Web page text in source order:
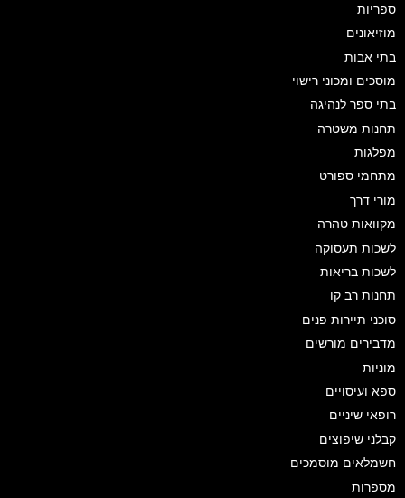
ספריות
מוזיאונים
בתי אבות
מוסכים ומכוני רישוי
בתי ספר לנהיגה
תחנות משטרה
מפלגות
מתחמי ספורט
מורי דרך
מקוואות טהרה
לשכות תעסוקה
לשכות בריאות
תחנות רב קו
סוכני תיירות פנים
מדבירים מורשים
מוניות
ספא ועיסויים
רופאי שיניים
קבלני שיפוצים
חשמלאים מוסמכים
מספרות